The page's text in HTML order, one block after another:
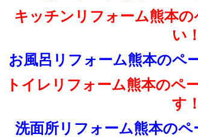
キッチンリフォーム熊本
い
お風呂リフォーム熊本のペ
トイレリフォーム熊本のペ
す
洗面所リフォーム熊本の